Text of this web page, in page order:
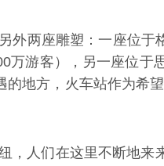
外两座雕塑：一座位于
万游客），另一座位于
地方，火车站作为希
，人们在这里不断地来